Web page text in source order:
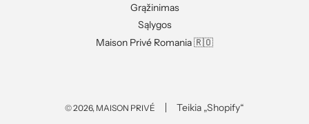
Grąžinimas
Sąlygos
Maison Privé Romania 🇷🇴
© 2026, MAISON PRIVÉ Teikia „Shopify“